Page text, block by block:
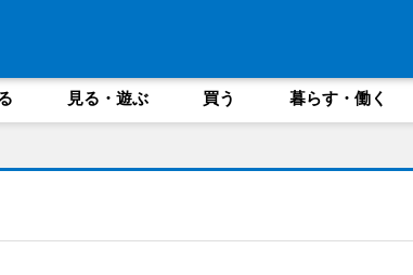
見る・遊ぶ 買う 暮らす・働く